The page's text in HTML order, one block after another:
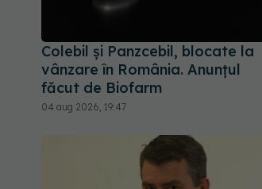
Colebil și Panzcebil, blocate la
vânzare în România. Anunțul
făcut de Biofarm
04 aug 2026, 19:47